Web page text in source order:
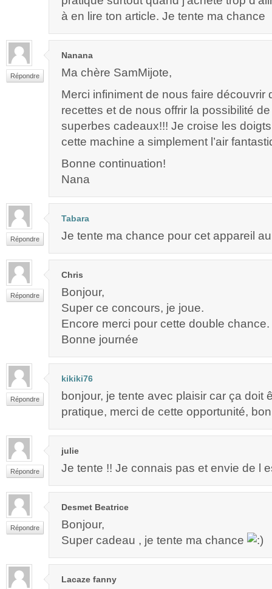
à en lire ton article. Je tente ma chance
Répondre
Nanana
Ma chère SamMijote,
Merci infiniment de nous faire découvrir
recettes et de nous offrir la possibilité
superbes cadeaux!!! Je croise les
cette machine a simplement l’air
Bonne continuation!
Nana
Répondre
Tabara
Je tente ma chance pour cet appareil
Répondre
Chris
Bonjour,
Super ce concours, je joue.
Encore merci pour cette double chance.
Bonne journée
Répondre
kikiki76
bonjour, je tente avec plaisir car ça doit
pratique, merci de cette opportunité,
Répondre
julie
Je tente !! Je connais pas et envie de l
Répondre
Desmet Beatrice
Bonjour,
Super cadeau , je tente ma chance
Lacaze fanny